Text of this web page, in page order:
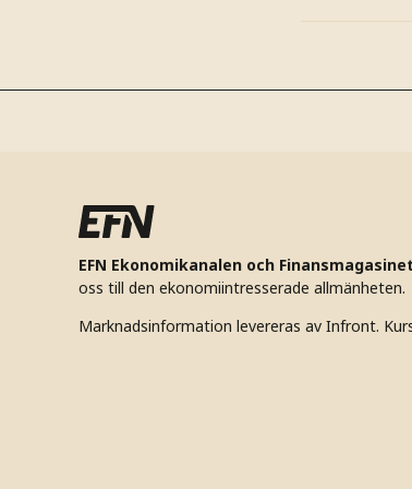
EFN Ekonomikanalen och Finansmagasinet
oss till den ekonomiintresserade allmänheten.
Marknadsinformation levereras av Infront.